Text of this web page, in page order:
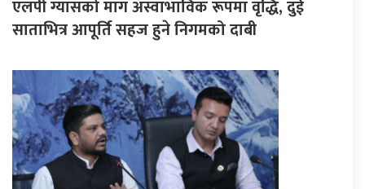
एलपी ग्यासको माग अस्वाभाविक रूपमा वृद्धि, दुई
साताभित्र आपूर्ति सहज हुने निगमको दाबी